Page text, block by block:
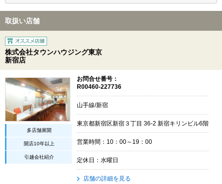
取扱い店舗
株式会社タウンハウジング東京
新宿店
多店舗展開
開店10年以上
引越会社紹介
お問合せ番号：
R00460-227736
山手線/新宿
東京都新宿区新宿３丁目 36-2 新宿キリンビル6階
営業時間：10：00～19：00
定休日：水曜日
店舗の詳細を見る